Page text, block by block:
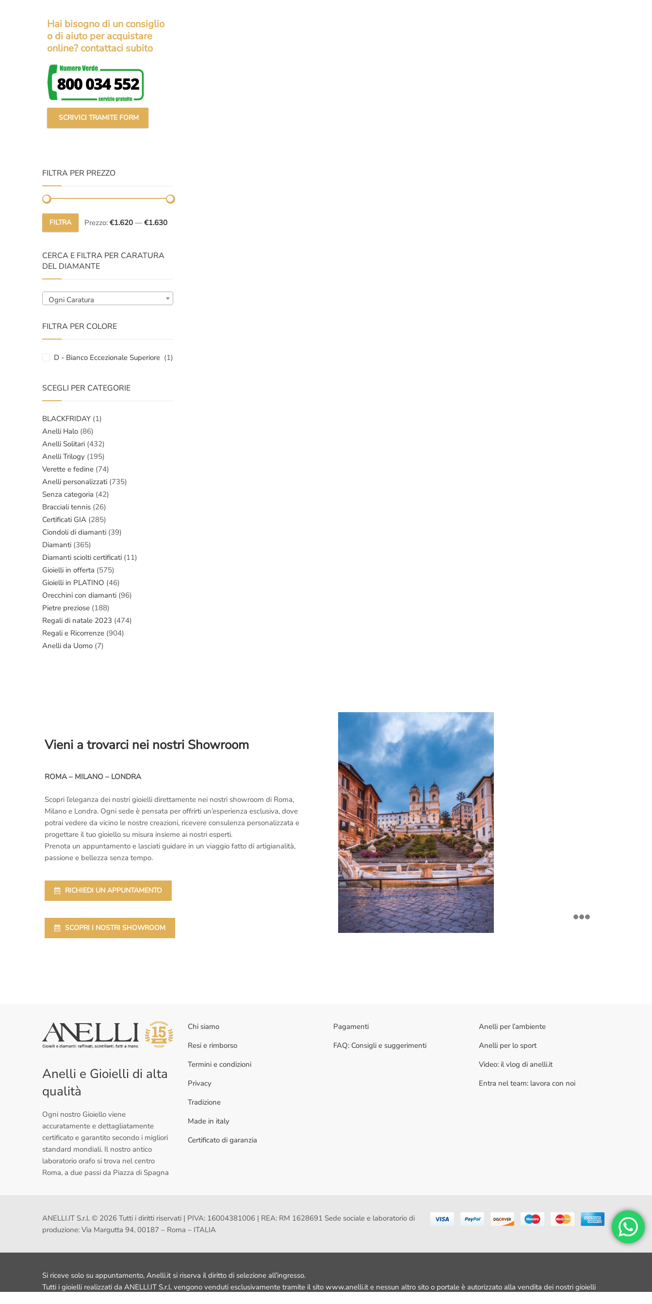
Hai bisogno di un consiglio
o di aiuto per acquistare
online? contattaci subito
SCRIVICI TRAMITE FORM
FILTRA PER PREZZO
Prezzo
Prezzo
FILTRA Prezzo: €1.620 — €1.630
CERCA E FILTRA PER CARATURA
DEL DIAMANTE
Ogni Caratura
FILTRA PER COLORE
D - Bianco Eccezionale Superiore (1)
SCEGLI PER CATEGORIE
BLACKFRIDAY (1)
Anelli Halo (86)
Anelli Solitari (432)
Anelli Trilogy (195)
Verette e fedine (74)
Anelli personalizzati (735)
Senza categoria (42)
Bracciali tennis (26)
Certificati GIA (285)
Ciondoli di diamanti (39)
Diamanti (365)
Diamanti sciolti certificati (11)
Gioielli in offerta (575)
Gioielli in PLATINO (46)
Orecchini con diamanti (96)
Pietre preziose (188)
Regali di natale 2023 (474)
Regali e Ricorrenze (904)
Anelli da Uomo (7)
Vieni a trovarci nei nostri Showroom
ROMA – MILANO – LONDRA
Scopri l’eleganza dei nostri gioielli direttamente nei nostri showroom di Roma,
Milano e Londra. Ogni sede è pensata per offrirti un’esperienza esclusiva, dove
potrai vedere da vicino le nostre creazioni, ricevere consulenza personalizzata e
progettare il tuo gioiello su misura insieme ai nostri esperti.
Prenota un appuntamento e lasciati guidare in un viaggio fatto di artigianalità,
passione e bellezza senza tempo.
RICHIEDI UN APPUNTAMENTO
SCOPRI I NOSTRI SHOWROOM
Anelli e Gioielli di alta
qualità
Ogni nostro Gioiello viene
accuratamente e dettagliatamente
certificato e garantito secondo i migliori
standard mondiali. Il nostro antico
laboratorio orafo si trova nel centro
Roma, a due passi da Piazza di Spagna
Chi siamo
Resi e rimborso
Termini e condizioni
Privacy
Tradizione
Made in italy
Certificato di garanzia
Pagamenti
FAQ: Consigli e suggerimenti
Anelli per l’ambiente
Anelli per lo sport
Video: il vlog di anelli.it
Entra nel team: lavora con noi
ANELLI.IT S.r.l. © 2026 Tutti i diritti riservati | PIVA: 16004381006 | REA: RM 1628691 Sede sociale e laboratorio di
produzione: Via Margutta 94, 00187 – Roma – ITALIA
Si riceve solo su appuntamento, Anelli.it si riserva il diritto di selezione all’ingresso.
Tutti i gioielli realizzati da ANELLI.IT S.r.l. vengono venduti esclusivamente tramite il sito www.anelli.it e nessun altro sito o portale è autorizzato alla vendita dei nostri gioielli